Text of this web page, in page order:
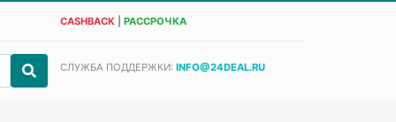
CASHBACK| РАССРОЧКА
СЛУЖБА ПОДДЕРЖКИ: INFO@24DEAL.RU